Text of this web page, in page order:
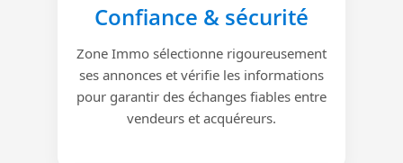
Confiance & sécurité
Zone Immo sélectionne rigoureusement
ses annonces et vérifie les informations
pour garantir des échanges fiables entre
vendeurs et acquéreurs.